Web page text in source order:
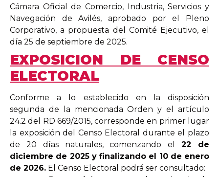
Cámara Oficial de Comercio, Industria, Servicios y
Navegación de Avilés, aprobado por el Pleno
Corporativo, a propuesta del Comité Ejecutivo, el
día 25 de septiembre de 2025.
EXPOSICION DE CENSO
ELECTORAL
Conforme a lo establecido en la disposición
segunda de la mencionada Orden y el artículo
24.2 del RD 669/2015, corresponde en primer lugar
la exposición del Censo Electoral durante el plazo
de 20 días naturales, comenzando el22 de
diciembre de 2025 y finalizando el 10 de enero
de 2026. El Censo Electoral podrá ser consultado: